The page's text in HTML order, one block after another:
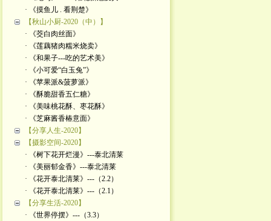
· 《摸鱼儿 . 看荆楚》
【秋山小厨-2020（中）】
· 《茭白肉丝面》
· 《莲藕猪肉糯米烧卖》
· 《和果子---吃的艺术美》
· 《小可爱“白玉兔”》
· 《苹果派&菠萝派》
· 《酥脆甜香五仁糖》
· 《美味桃花酥、枣花酥》
· 《芝麻酱香椿意面》
【分享人生-2020】
【摄影空间-2020】
· 《树下花开烂漫》---泰北清莱
· 《美丽郁金香》---泰北清莱
· 《花开泰北清莱》---（2.2）
· 《花开泰北清莱》---（2.1）
【分享生活-2020】
· 《世界停摆》---（3.3）